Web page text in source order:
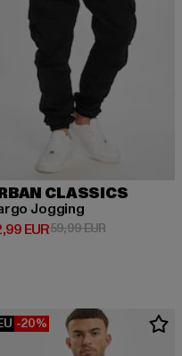
CLASSICS
Jogging
EURPreis: 42,99 EUR
59,99 EURAktionspreis:
-20%